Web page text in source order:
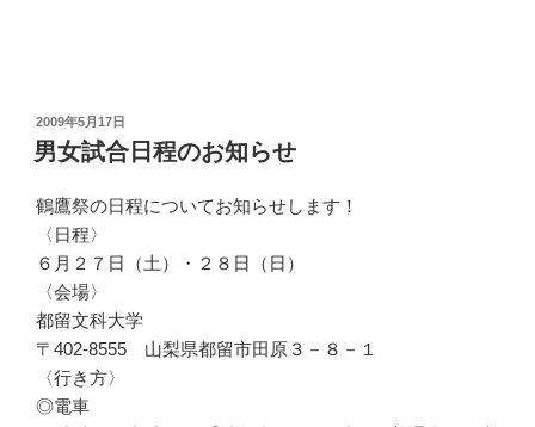
投
稿
日:
2009年5月17日
男女試合日程のお知らせ
鶴鷹祭の日程についてお知らせします！
〈日程〉
６月２７日（土）・２８日（日）
〈会場〉
都留文科大学
〒402-8555 山梨県都留市田原３－８－１
〈行き方〉
◎電車